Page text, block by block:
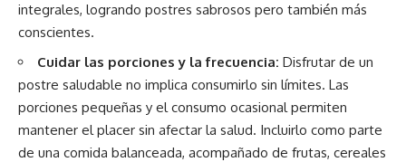
integrales, logrando postres sabrosos pero también más
conscientes.
Cuidar las porciones y la frecuencia: Disfrutar de un
postre saludable no implica consumirlo sin límites. Las
porciones pequeñas y el consumo ocasional permiten
mantener el placer sin afectar la salud. Incluirlo como parte
de una comida balanceada, acompañado de frutas, cereales